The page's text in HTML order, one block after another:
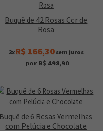
Buquê de 42 Rosas Cor de
Rosa
3x R$ 166,30sem juros
por R$ 498,90
Buquê de 6 Rosas Vermelhas
com Pelúcia e Chocolate